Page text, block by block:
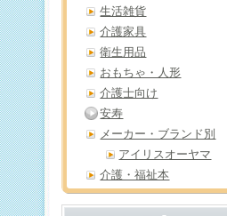
生活雑貨
介護家具
衛生用品
おもちゃ・人形
介護士向け
安寿
メーカー・ブランド別
アイリスオーヤマ
介護・福祉本